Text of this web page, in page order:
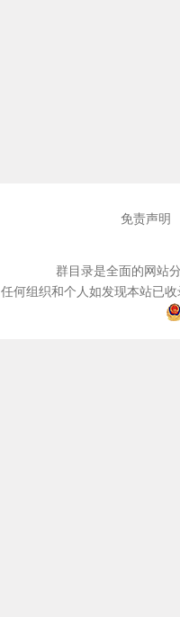
免责声明
群目录是全面的网站
任何组织和个人如发现本站已